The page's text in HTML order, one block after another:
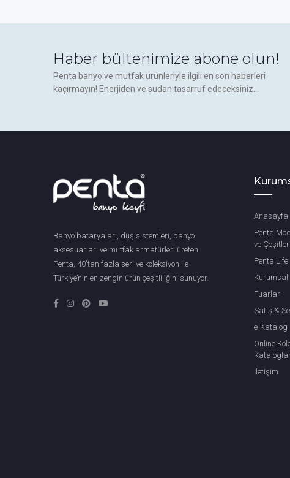
Haber bültenimize abone olun!
Penta banyo ve mutfak ürünleriyle ilgili en son haberleri
kaçırmayın! Enerjiden ve sudan tasarruf edeceksiniz...
Banyo bataryaları, duş sistemleri, banyo
aksesuarları ve mutfak armatürleri üreten
Penta, 40'tan fazla seri ve koleksiyon ile
Türkiye’nin en zengin ürün çeşitliliğini sunuyor.
Anasayfa
Penta
ve Çeşitleri
Penta Life
Kurumsal
Fuarlar
Satış &
e-Katalog
Online
İletişim